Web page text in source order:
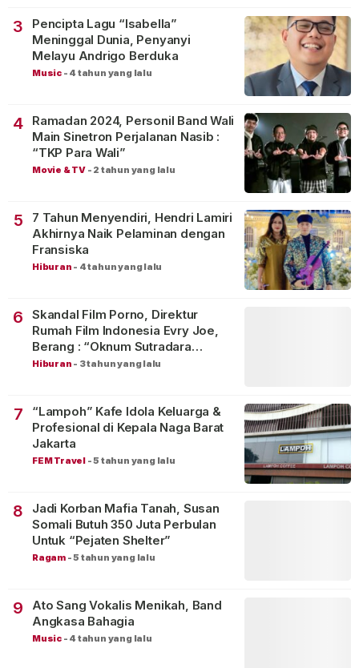
3
Pencipta Lagu “Isabella”
Meninggal Dunia, Penyanyi
Melayu Andrigo Berduka
Music - 4 tahun yang lalu
4
Ramadan 2024, Personil Band Wali
Main Sinetron Perjalanan Nasib :
“TKP Para Wali”
Movie & TV - 2 tahun yang lalu
5
7 Tahun Menyendiri, Hendri Lamiri
Akhirnya Naik Pelaminan dengan
Fransiska
Hiburan - 4 tahun yang lalu
6
Skandal Film Porno, Direktur
Rumah Film Indonesia Evry Joe,
Berang : “Oknum Sutradara
Merusak Perfilman Indonesia”!
Hiburan - 3 tahun yang lalu
7
“Lampoh” Kafe Idola Keluarga &
Profesional di Kepala Naga Barat
Jakarta
FEM Travel -5 tahun yang lalu
8
Jadi Korban Mafia Tanah, Susan
Somali Butuh 350 Juta Perbulan
Untuk “Pejaten Shelter”
Ragam -5 tahun yang lalu
9
Ato Sang Vokalis Menikah, Band
Angkasa Bahagia
Music - 4 tahun yang lalu